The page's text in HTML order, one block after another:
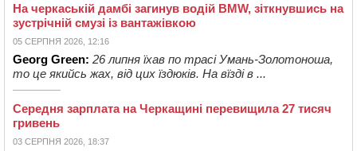
На черкаській дамбі загинув водій BMW, зіткнувшись на
зустрічній смузі із вантажівкою
05 СЕРПНЯ 2026, 12:16
Georg Green: 26 липня їхав по трасі Умань-Золотоноша,
то це якийсь жах, від цих їздюків. На вїзді в ...
Середня зарплата на Черкащині перевищила 27 тисяч
гривень
03 СЕРПНЯ 2026, 18:37